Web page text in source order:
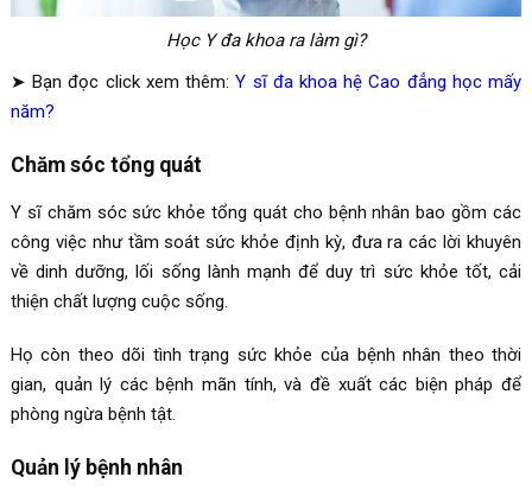
Học Y đa khoa ra làm gì?
➤ Bạn đọc click xem thêm:Y sĩ đa khoa hệ Cao đẳng học mấy
năm?
Chăm sóc tổng quát
Y sĩ chăm sóc sức khỏe tổng quát cho bệnh nhân bao gồm các
công việc như tầm soát sức khỏe định kỳ, đưa ra các lời khuyên
về dinh dưỡng, lối sống lành mạnh để duy trì sức khỏe tốt, cải
thiện chất lượng cuộc sống.
Họ còn theo dõi tình trạng sức khỏe của bệnh nhân theo thời
gian, quản lý các bệnh mãn tính, và đề xuất các biện pháp để
phòng ngừa bệnh tật.
Quản lý bệnh nhân